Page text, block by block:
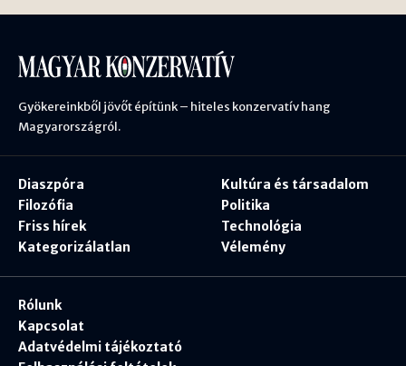
Gyökereinkből jövőt építünk – hiteles konzervatív hang
Magyarországról.
Diaszpóra
Filozófia
Friss hírek
Kategorizálatlan
Kultúra és társadalom
Politika
Technológia
Vélemény
Rólunk
Kapcsolat
Adatvédelmi tájékoztató